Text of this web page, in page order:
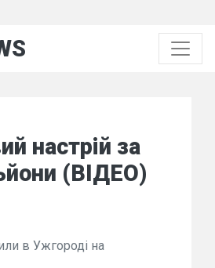
настрій за
(ВІДЕО)
в Ужгороді на